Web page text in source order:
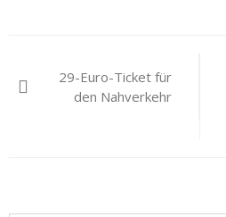
29-Euro-Ticket für
den Nahverkehr